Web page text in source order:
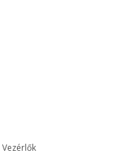
Vezérlők